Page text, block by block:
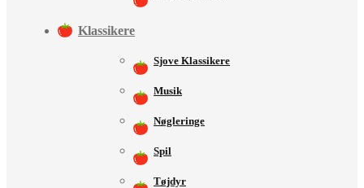
Klassikere
Sjove Klassikere
Musik
Nøgleringe
Spil
Tøjdyr